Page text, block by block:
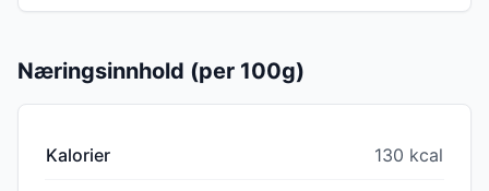
Næringsinnhold (per 100g)
Kalorier 130 kcal